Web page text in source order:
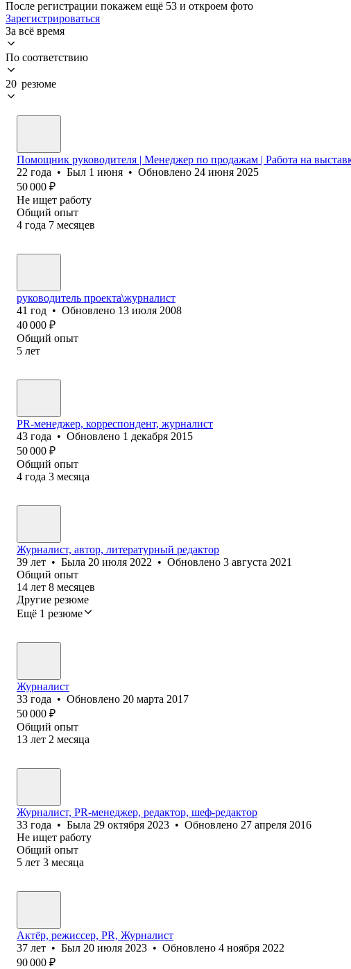
После регистрации покажем ещё 53 и откроем фото
Зарегистрироваться
За всё время
По соответствию
20 резюме
Помощник руководителя | Менеджер по продажам | Работа на
22 года • Был 1 июня • Обновлено 24 июня 2025
50 000 ₽
Не ищет работу
Общий опыт
4 года 7 месяцев
руководитель проекта\журналист
41 год • Обновлено 13 июля 2008
40 000 ₽
Общий опыт
5 лет
PR-менеджер, корреспондент, журналист
43 года • Обновлено 1 декабря 2015
50 000 ₽
Общий опыт
4 года 3 месяца
Журналист, автор, литературный редактор
39 лет • Была 20 июля 2022 • Обновлено 3 августа 2021
Общий опыт
14 лет 8 месяцев
Другие резюме
Ещё 1 резюме
Журналист
33 года • Обновлено 20 марта 2017
50 000 ₽
Общий опыт
13 лет 2 месяца
Журналист, PR-менеджер, редактор, шеф-редактор
33 года • Была 29 октября 2023 • Обновлено 27 апреля 2016
Не ищет работу
Общий опыт
5 лет 3 месяца
Актёр, режиссер, PR, Журналист
37 лет • Был 20 июля 2023 • Обновлено 4 ноября 2022
90 000 ₽